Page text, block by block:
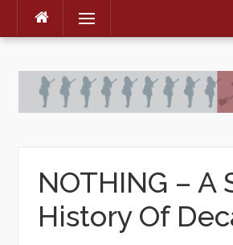
Skip
Menu
NOTHING – A
History Of